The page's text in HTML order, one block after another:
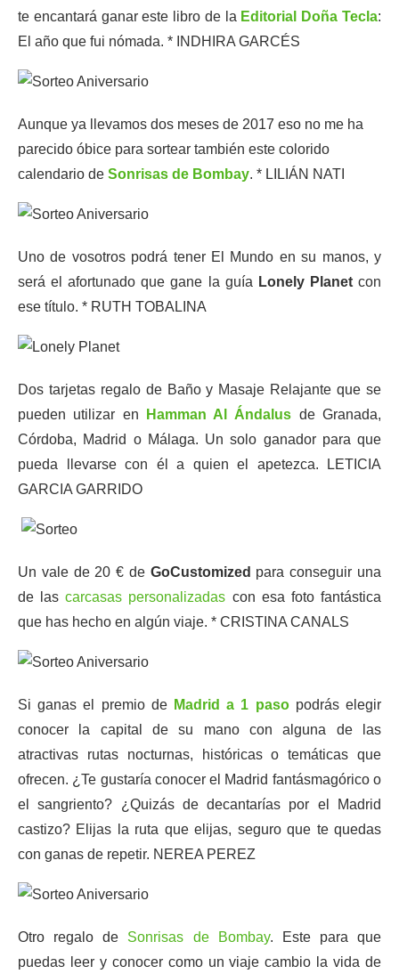
te encantará ganar este libro de la Editorial Doña Tecla:
El año que fui nómada. * INDHIRA GARCÉS
Aunque ya llevamos dos meses de 2017 eso no me ha
parecido óbice para sortear también este colorido
calendario de Sonrisas de Bombay. * LILIÁN NATI
Uno de vosotros podrá tener El Mundo en su manos, y
será el afortunado que gane la guía Lonely Planetcon
ese título. * RUTH TOBALINA
Dos tarjetas regalo de Baño y Masaje Relajante que se
pueden utilizar en
Hamman Al Ándalus de Granada,
Córdoba, Madrid o Málaga. Un solo ganador para que
pueda llevarse con él a quien el apetezca. LETICIA
GARCIA GARRIDO
Un vale de 20 € de GoCustomized para conseguir una
de lascarcasas personalizadas con esa foto fantástica
que has hecho en algún viaje. * CRISTINA CANALS
Si ganas el premio de Madrid a 1 pasopodrás elegir
conocer la capital de su mano con alguna de las
atractivas rutas nocturnas, históricas o temáticas que
ofrecen. ¿Te gustaría conocer el Madrid fantásmagórico o
el sangriento? ¿Quizás de decantarías por el Madrid
castizo? Elijas la ruta que elijas, seguro que te quedas
con ganas de repetir. NEREA PEREZ
Otro regalo de Sonrisas de Bombay. Este para que
puedas leer y conocer como un viaje cambio la vida de